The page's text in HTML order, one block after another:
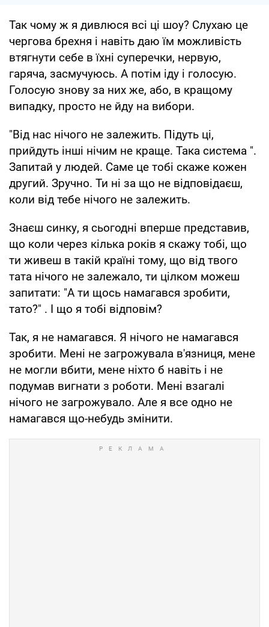
Так чому ж я дивлюся всі ці шоу? Слухаю це
чергова брехня і навіть даю їм можливість
втягнути себе в їхні суперечки, нервую,
гаряча, засмучуюсь. А потім іду і голосую.
Голосую знову за них же, або, в кращому
випадку, просто не йду на вибори.
"Від нас нічого не залежить. Підуть ці,
прийдуть інші нічим не краще. Така система ".
Запитай у людей. Саме це тобі скаже кожен
другий. Зручно. Ти ні за що не відповідаєш,
коли від тебе нічого не залежить.
Знаєш синку, я сьогодні вперше представив,
що коли через кілька років я скажу тобі, що
ти живеш в такій країні тому, що від твого
тата нічого не залежало, ти цілком можеш
запитати: "А ти щось намагався зробити,
тато?" . І що я тобі відповім?
Так, я не намагався. Я нічого не намагався
зробити. Мені не загрожувала в'язниця, мене
не могли вбити, мене ніхто б навіть і не
подумав вигнати з роботи. Мені взагалі
нічого не загрожувало. Але я все одно не
намагався що-небудь змінити.